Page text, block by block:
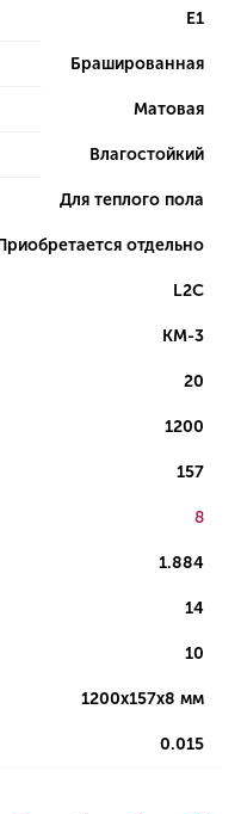
E1
Брашированная
Матовая
Влагостойкий
Для теплого пола
отдельно
L2C
КМ-3
20
1200
157
8
1.884
14
10
1200х157х8 мм
0.015